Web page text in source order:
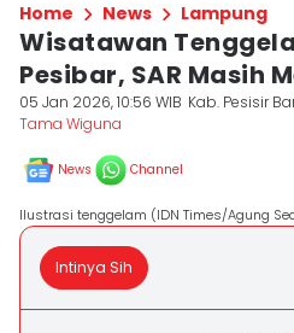
Home News Lampung
Wisatawan
Pesibar, SAR Masih
05 Jan 2026, 10:56 WIB Kab. Pesisir
Tama Wiguna
News Channel
Ilustrasi tenggelam (IDN Times/Agung
Intinya Sih